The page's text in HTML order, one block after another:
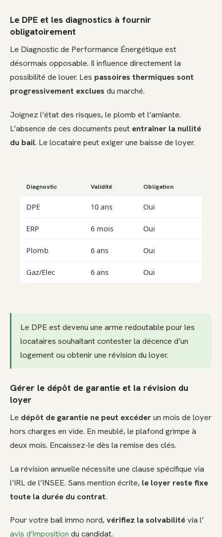
Le DPE et les diagnostics à fournir
obligatoirement
Le Diagnostic de Performance Énergétique est
désormais opposable. Il influence directement la
possibilité de louer. Les passoires thermiques sont
progressivement exclues du marché.
Joignez l’état des risques, le plomb et l’amiante.
L’absence de ces documents peut entraîner la nullité
du bail. Le locataire peut exiger une baisse de loyer.
Diagnostic Validité Obligation
DPE 10 ans Oui
ERP 6 mois Oui
Plomb 6 ans Oui
Gaz/Elec 6 ans Oui
Le DPE est devenu une arme redoutable pour les
locataires souhaitant contester la décence d’un
logement ou obtenir une révision du loyer.
Gérer le dépôt de garantie et la révision du
loyer
Le dépôt de garantie ne peut excéderun mois de loyer
hors charges en vide. En meublé, le plafond grimpe à
deux mois. Encaissez-le dès la remise des clés.
La révision annuelle nécessite une clause spécifique via
l’IRL de l’INSEE. Sans mention écrite, le loyer reste fixe
toute la durée du contrat.
Pour votre bail immo nord,vérifiez la solvabilitévia l’
avis d’imposition du candidat.